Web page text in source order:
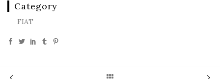
Category
FIAT